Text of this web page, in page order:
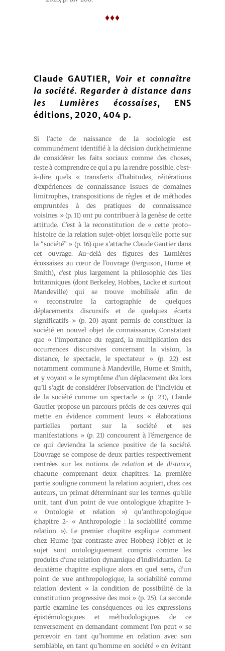
♦♦♦
Claude GAUTIER, Voir et connaître
la société. Regarder à distance dans
les Lumières écossaises, ENS
éditions, 2020, 404 p.
Si l’acte de naissance de la sociologie est
communément identifié à la décision durkheimienne
de considérer les faits sociaux comme des choses,
reste à comprendre ce qui a pu la rendre possible, c’est-
à-dire quels « transferts d’habitudes, réitérations
d’expériences de connaissance issues de domaines
limitrophes, transpositions de règles et de méthodes
empruntées à des pratiques de connaissance
voisines » (p. 11) ont pu contribuer à la genèse de cette
attitude. C’est à la reconstitution de « cette proto-
histoire de la relation sujet-objet lorsqu’elle porte sur
la “société” » (p. 16) que s’attache Claude Gautier dans
cet ouvrage. Au-delà des figures des Lumières
écossaises au cœur de l’ouvrage (Ferguson, Hume et
Smith), c’est plus largement la philosophie des îles
britanniques (dont Berkeley, Hobbes, Locke et surtout
Mandeville) qui se trouve mobilisée afin de
« reconstruire la cartographie de quelques
déplacements discursifs et de quelques écarts
significatifs » (p. 20) ayant permis de constituer la
société en nouvel objet de connaissance. Constatant
que « l’importance du regard, la multiplication des
occurrences discursives concernant la vision, la
distance, le spectacle, le spectateur » (p. 22) est
notamment commune à Mandeville, Hume et Smith,
et y voyant « le symptôme d’un déplacement dès lors
qu’il s’agit de considérer l’observation de l’individu et
de la société comme un spectacle » (p. 23), Claude
Gautier propose un parcours précis de ces œuvres qui
mette en évidence comment leurs « élaborations
partielles portant sur la société et ses
manifestations » (p. 21) concourent à l’émergence de
ce qui deviendra la science positive de la société.
L’ouvrage se compose de deux parties respectivement
centrées sur les notions de relationet de distance,
chacune comprenant deux chapitres. La première
partie souligne comment la relation acquiert, chez ces
auteurs, un primat déterminant sur les termes qu’elle
unit, tant d’un point de vue ontologique (chapitre 1-
« Ontologie et relation ») qu’anthropologique
(chapitre 2- « Anthropologie : la sociabilité comme
relation »). Le premier chapitre explique comment
chez Hume (par contraste avec Hobbes) l’objet et le
sujet sont ontologiquement compris comme les
produits d’une relation dynamique d’individuation. Le
deuxième chapitre explique alors en quel sens, d’un
point de vue anthropologique, la sociabilité comme
relation devient « la condition de possibilité de la
constitution progressive des moi » (p. 25). La seconde
partie examine les conséquences ou les expressions
épistémologiques et méthodologiques de ce
renversement en demandant comment l’on peut « se
percevoir en tant qu’homme en relation avec son
semblable, en tant qu’homme en société » en évitant